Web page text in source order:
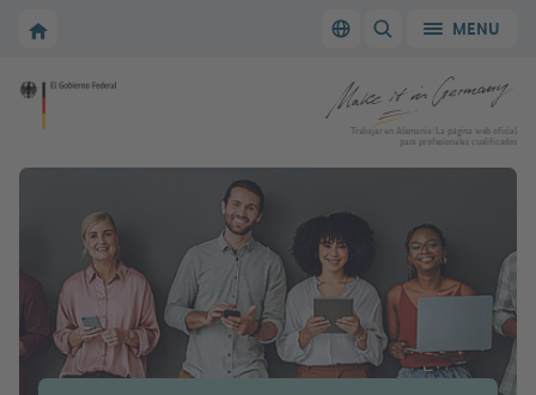
A la página de inicio de Make it in GermanyCambiar el idioma
MOSTRAR/MENU
A la página de inicio de Make it in Germany
Trabajar en Alemania: La página web oficial
para profesionales cualificados